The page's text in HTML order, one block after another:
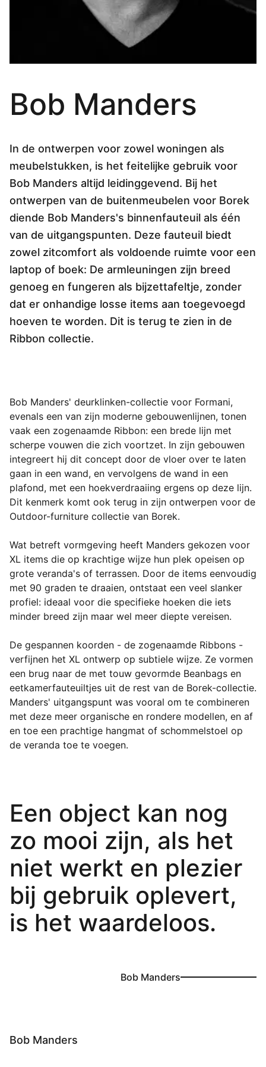
Overig
Deals
Support
Events
Werken bij
Over ons
Taalkeuze
Bob Manders
In de ontwerpen voor zowel woningen als
meubelstukken, is het feitelijke gebruik voor
Bob Manders altijd leidinggevend. Bij het
ontwerpen van de buitenmeubelen voor Borek
diende Bob Manders's binnenfauteuil als één
van de uitgangspunten. Deze fauteuil biedt
zowel zitcomfort als voldoende ruimte voor een
laptop of boek: De armleuningen zijn breed
genoeg en fungeren als bijzettafeltje, zonder
dat er onhandige losse items aan toegevoegd
hoeven te worden. Dit is terug te zien in de
Ribbon collectie.
Bob Manders' deurklinken-collectie voor Formani,
evenals een van zijn moderne gebouwenlijnen, tonen
vaak een zogenaamde Ribbon: een brede lijn met
scherpe vouwen die zich voortzet. In zijn gebouwen
integreert hij dit concept door de vloer over te laten
gaan in een wand, en vervolgens de wand in een
plafond, met een hoekverdraaiing ergens op deze lijn.
Dit kenmerk komt ook terug in zijn ontwerpen voor de
Outdoor-furniture collectie van Borek.
Wat betreft vormgeving heeft Manders gekozen voor
XL items die op krachtige wijze hun plek opeisen op
grote veranda's of terrassen. Door de items eenvoudig
met 90 graden te draaien, ontstaat een veel slanker
profiel: ideaal voor die specifieke hoeken die iets
minder breed zijn maar wel meer diepte vereisen.
De gespannen koorden - de zogenaamde Ribbons -
verfijnen het XL ontwerp op subtiele wijze. Ze vormen
een brug naar de met touw gevormde Beanbags en
eetkamerfauteuiltjes uit de rest van de Borek-collectie.
Manders' uitgangspunt was vooral om te combineren
met deze meer organische en rondere modellen, en af
en toe een prachtige hangmat of schommelstoel op
de veranda toe te voegen.
Een object kan nog
zo mooi zijn, als het
niet werkt en plezier
bij gebruik oplevert,
is het waardeloos.
Bob Manders
Bob Manders